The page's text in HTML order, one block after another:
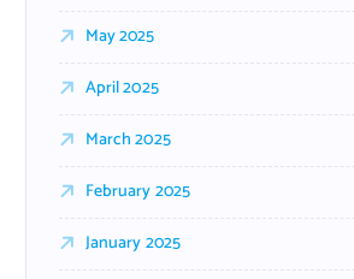
May 2025
April 2025
March 2025
February 2025
January 2025